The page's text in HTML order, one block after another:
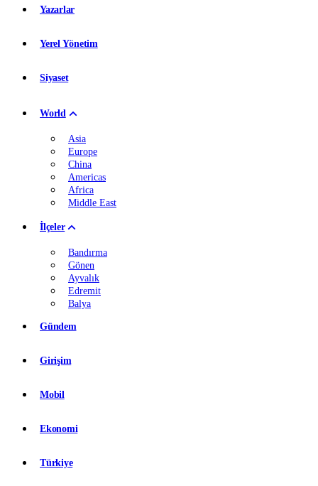
Yazarlar
Yerel Yönetim
Siyaset
World
Asia
Europe
China
Americas
Africa
Middle East
İlçeler
Bandırma
Gönen
Ayvalık
Edremit
Balya
Gündem
Girişim
Mobil
Ekonomi
Türkiye